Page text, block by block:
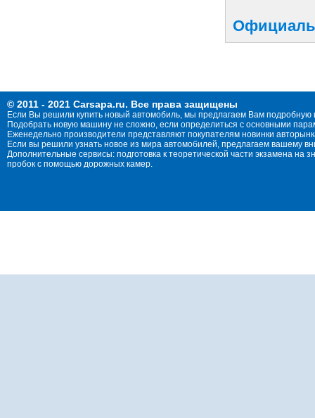
© 2011 - 2021 Carsapa.ru. Все права защищены
Если Вы решили купить новый автомобиль, мы предлагаем Вам
Подобрать новую машину не сложно, если определиться с основными
Еженедельно производители представляют покупателям новинки
Если вы решили узнать новое из мира автомобилей, предлагаем вашему
Дополнительные сервисы: подготовка к теоретической части экзамена
пробок с помощью дорожных камер.